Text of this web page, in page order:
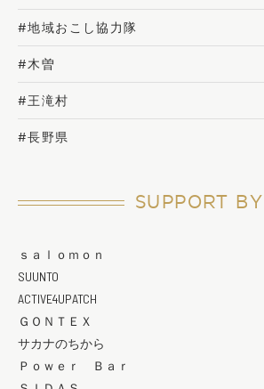
#地域おこし協力隊
#木曽
#王滝村
#長野県
SUPPORT BY
ｓａｌｏｍｏｎ
SUUNTO
ACTIVE4UPATCH
ＧＯＮＴＥＸ
サカナのちから
Ｐｏｗｅｒ Ｂａｒ